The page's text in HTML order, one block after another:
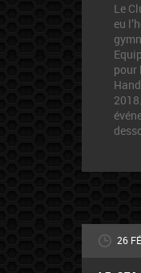
Le
eu
pour
26